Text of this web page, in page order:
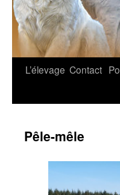
L’élevage Contact
Pêle-mêle